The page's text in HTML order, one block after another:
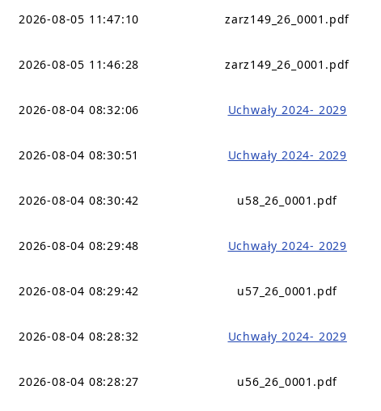
2026-08-05 11:47:10 zarz149_26_0001.pdf
2026-08-05 11:46:28 zarz149_26_0001.pdf
2026-08-04 08:32:06 Uchwały 2024- 2029
2026-08-04 08:30:51 Uchwały 2024- 2029
2026-08-04 08:30:42 u58_26_0001.pdf
2026-08-04 08:29:48 Uchwały 2024- 2029
2026-08-04 08:29:42 u57_26_0001.pdf
2026-08-04 08:28:32 Uchwały 2024- 2029
2026-08-04 08:28:27 u56_26_0001.pdf